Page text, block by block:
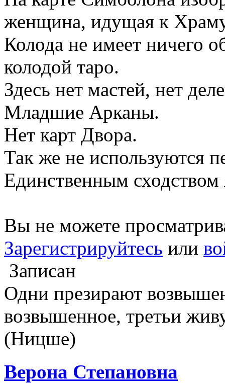
женщина, идущая к
Колода не имеет ничего
колодой таро.
Здесь нет мастей, нет
Младшие Арканы.
Нет карт Двора.
Так же не используются
Единственным сходством
Вы не можете
Зарегистрируйтесь или
Записан
Одни презирают
возвышенное, третьи
(Ницше)
Верона Степановна